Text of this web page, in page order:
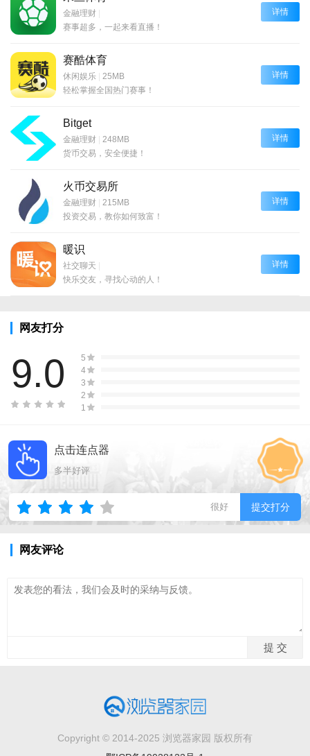
金融理财 |
赛事超多，一起来看直播！
详情
赛酷体育
休闲娱乐 | 25MB
轻松掌握全国热门赛事！
详情
Bitget
金融理财 | 248MB
货币交易，安全便捷！
详情
火币交易所
金融理财 | 215MB
投资交易，教你如何致富！
详情
暖识
社交聊天 |
快乐交友，寻找心动的人！
详情
网友打分
9.0
5
4
3
2
1
点击连点器
多半好评
很好 提交打分
网友评论
Copyright © 2014-2025 浏览器家园 版权所有